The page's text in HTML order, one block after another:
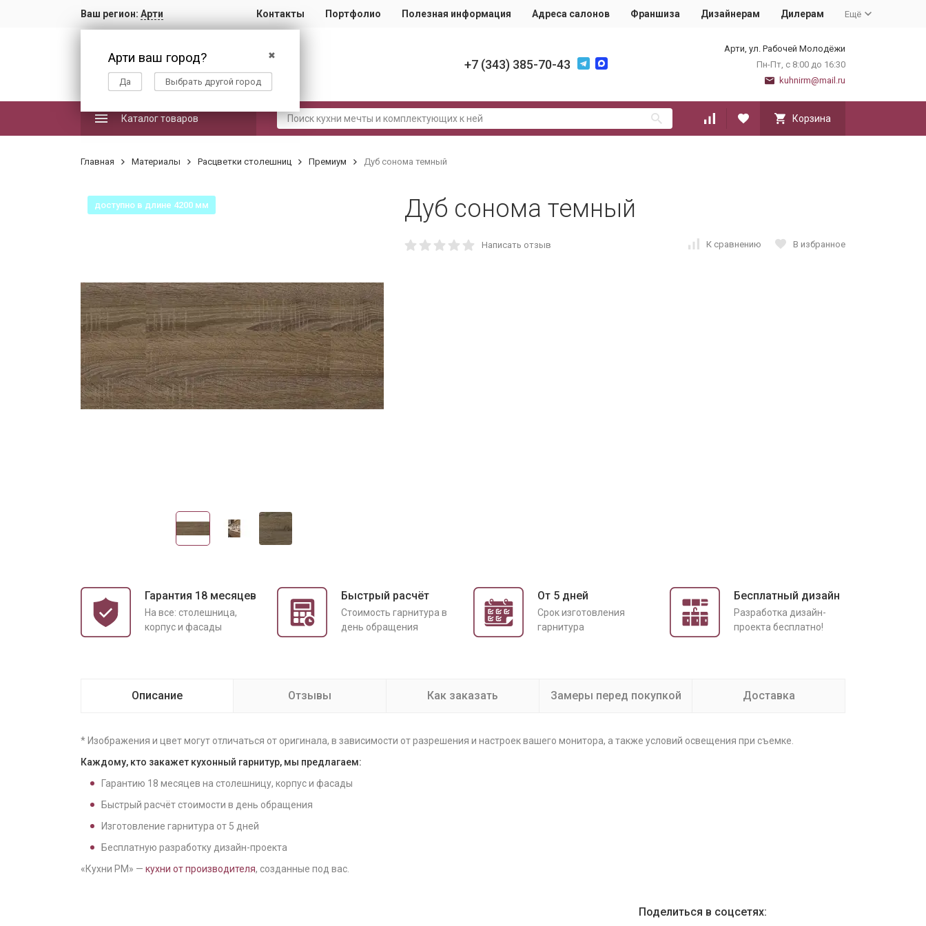
Ваш регион: Арти
✖
Арти ваш город?
Да Выбрать другой город
Контакты Портфолио Полезная информация Адреса салонов Франшиза Дизайнерам Дилерам Ещё
+7 (343) 385-70-43
Арти, ул. Рабочей Молодёжи
Пн-Пт, с 8:00 до 16:30
kuhnirm@mail.ru
Каталог товаров Корзина
Главная Материалы Расцветки столешниц Премиум Дуб сонома темный
доступно в длине 4200 мм Дуб сонома темный
Написать отзыв К сравнению В избранное
Гарантия 18 месяцев
На все: столешница,
корпус и фасады
Быстрый расчёт
Cтоимость гарнитура в
день обращения
От 5 дней
Срок изготовления
гарнитура
Бесплатный дизайн
Разработка дизайн-
проекта бесплатно!
Описание Отзывы Как заказать Замеры перед покупкой Доставка
* Изображения и цвет могут отличаться от оригинала, в зависимости от разрешения и настроек вашего монитора, а также условий освещения при съемке.
Каждому, кто закажет кухонный гарнитур, мы предлагаем:
Гарантию 18 месяцев на столешницу, корпус и фасады
Быстрый расчёт стоимости в день обращения
Изготовление гарнитура от 5 дней
Бесплатную разработку дизайн-проекта
«Кухни РМ» — кухни от производителя, созданные под вас.
Поделиться в соцсетях: